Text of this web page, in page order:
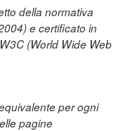
della normativa
e certificato in
(World Wide Web
per ogni
pagine